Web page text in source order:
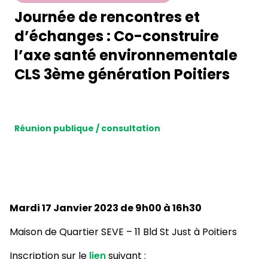
Journée de rencontres et
d’échanges : Co-construire
l’axe santé environnementale
CLS 3ème génération Poitiers
Réunion publique / consultation
Mardi 17 Janvier 2023 de 9h00 à 16h30
Maison de Quartier SEVE – 11 Bld St Just à Poitiers
Inscription sur le liensuivant :